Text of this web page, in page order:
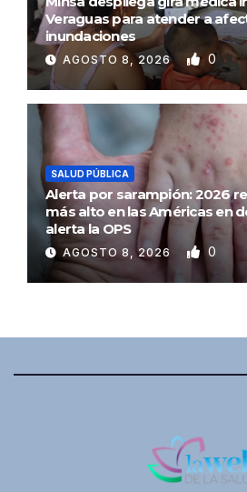
Veraguas para atender a
inundaciones
AGOSTO 8, 2026 0
SALUD PÚBLICA
Alerta por sarampión: 2026
más alto en las Américas en
alerta la OPS
AGOSTO 8, 2026 0